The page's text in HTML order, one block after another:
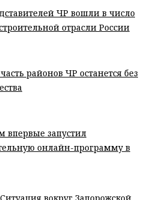
ЧР вошли в число
отрасли России
районов ЧР останется без
впервые запустил
онлайн-программу в